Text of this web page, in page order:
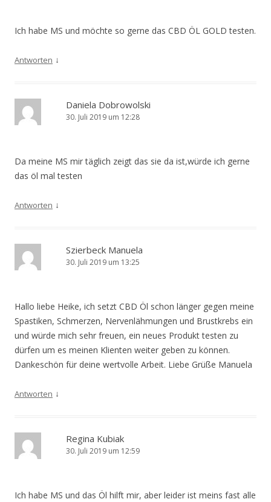
Ich habe MS und möchte so gerne das CBD ÖL GOLD testen.
Antworten ↓
Daniela Dobrowolski
30. Juli 2019 um 12:28
Da meine MS mir täglich zeigt das sie da ist,würde ich gerne
das öl mal testen
Antworten ↓
Szierbeck Manuela
30. Juli 2019 um 13:25
Hallo liebe Heike, ich setzt CBD Öl schon länger gegen meine
Spastiken, Schmerzen, Nervenlähmungen und Brustkrebs ein
und würde mich sehr freuen, ein neues Produkt testen zu
dürfen um es meinen Klienten weiter geben zu können.
Dankeschön für deine wertvolle Arbeit. Liebe Grüße Manuela
Antworten ↓
Regina Kubiak
30. Juli 2019 um 12:59
Ich habe MS und das Öl hilft mir, aber leider ist meins fast alle